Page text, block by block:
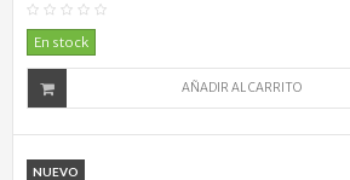
En stock
AÑADIR AL CARRITO
NUEVO